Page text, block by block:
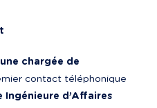
chargée de
contact téléphonique
Ingénieure d’Affaires